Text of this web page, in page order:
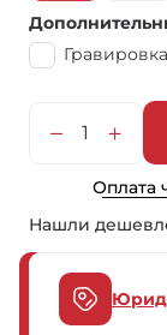
Гравировка
Оплата
Нашли